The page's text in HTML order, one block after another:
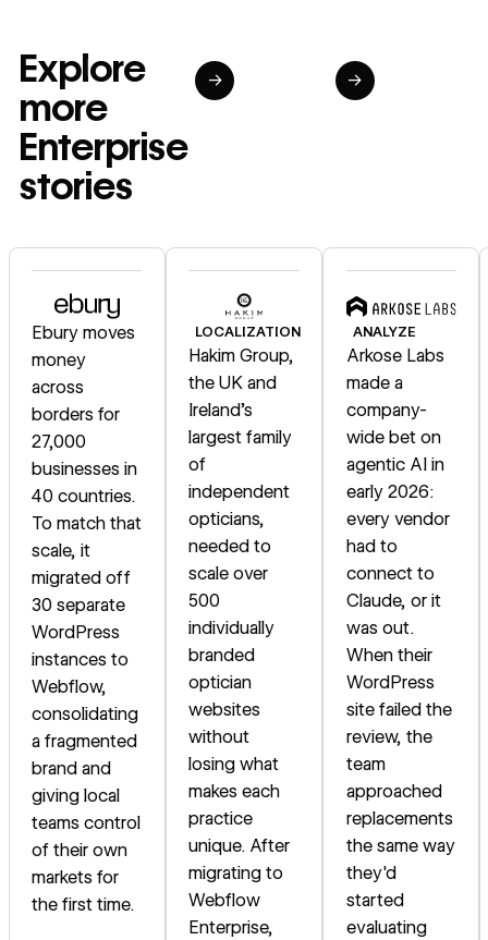
Explore
more
Enterprise
stories
→ →
Ebury moves
money
across
borders for
27,000
businesses in
40 countries.
To match that
scale, it
migrated off
30 separate
WordPress
instances to
Webflow,
consolidating
a fragmented
brand and
giving local
teams control
of their own
markets for
the first time.
LOCALIZATION
Hakim Group,
the UK and
Ireland's
largest family
of
independent
opticians,
needed to
scale over
500
individually
branded
optician
websites
without
losing what
makes each
practice
unique. After
migrating to
Webflow
Enterprise,
ANALYZE
Arkose Labs
made a
company-
wide bet on
agentic AI in
early 2026:
every vendor
had to
connect to
Claude, or it
was out.
When their
WordPress
site failed the
review, the
team
approached
replacements
the same way
they'd
started
evaluating